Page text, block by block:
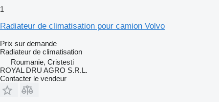
1
Radiateur de climatisation pour camion Volvo
Prix sur demande
Radiateur de climatisation
Roumanie, Cristesti
ROYAL DRU AGRO S.R.L.
Contacter le vendeur